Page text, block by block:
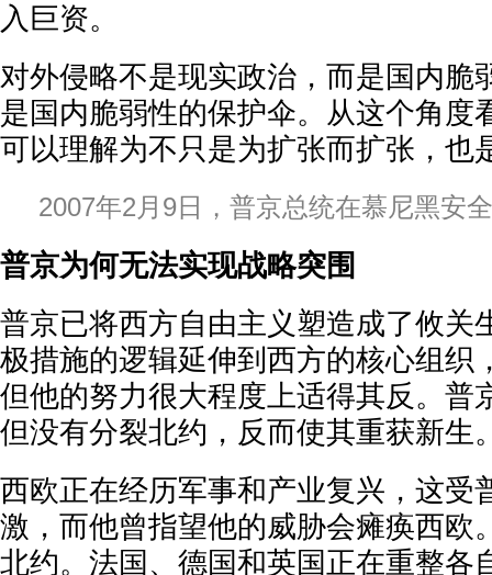
入巨资。
对外侵略不是现实政治，而是国内脆
是国内脆弱性的保护伞。从这个角度
可以理解为不只是为扩张而扩张，也
2007年2月9日，普京总统在慕尼黑安
普京为何无法实现战略突围
普京已将西方自由主义塑造成了攸关
极措施的逻辑延伸到西方的核心组织
但他的努力很大程度上适得其反。普
但没有分裂北约，反而使其重获新生
西欧正在经历军事和产业复兴，这受
激，而他曾指望他的威胁会瘫痪西欧
北约。法国、德国和英国正在重整各